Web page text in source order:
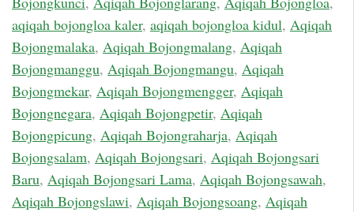
aqiqah bojongloa kaler, aqiqah bojongloa kidul, Aqiqah
Bojongmalaka, Aqiqah Bojongmalang, Aqiqah
Bojongmanggu, Aqiqah Bojongmangu, Aqiqah
Bojongmekar, Aqiqah Bojongmengger, Aqiqah
Bojongnegara, Aqiqah Bojongpetir, Aqiqah
Bojongpicung, Aqiqah Bojongraharja, Aqiqah
Bojongsalam, Aqiqah Bojongsari, Aqiqah Bojongsari
Baru, Aqiqah Bojongsari Lama, Aqiqah Bojongsawah,
Aqiqah Bojongslawi, Aqiqah Bojongsoang, Aqiqah